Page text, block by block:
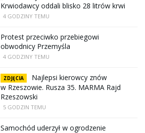
Krwiodawcy oddali blisko 28 litrów krwi
4 GODZINY TEMU
Protest przeciwko przebiegowi
obwodnicy Przemyśla
4 GODZINY TEMU
ZDJĘCIA
Najlepsi kierowcy znów
w Rzeszowie. Rusza 35. MARMA Rajd
Rzeszowski
5 GODZIN TEMU
Samochód uderzył w ogrodzenie